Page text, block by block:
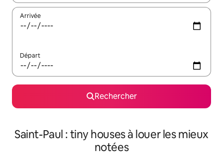
Arrivée
Départ
Rechercher
Saint-Paul : tiny houses à louer les mieux
notées